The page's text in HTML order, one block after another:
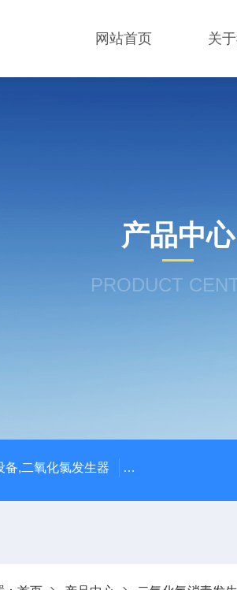
网站首页 关
产品中心
PRODUCT
备,二氧化氯发生器 潍坊永兴环保设备